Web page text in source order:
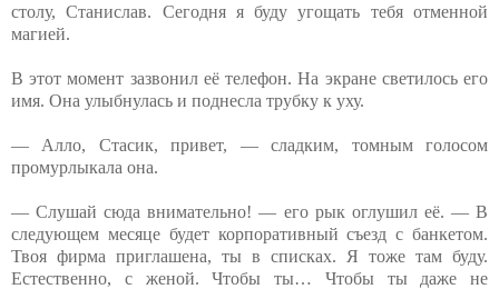
столу, Станислав. Сегодня я буду угощать тебя отменной
магией.
В этот момент зазвонил её телефон. На экране светилось его
имя. Она улыбнулась и поднесла трубку к уху.
— Алло, Стасик, привет, — сладким, томным голосом
промурлыкала она.
— Слушай сюда внимательно! — его рык оглушил её. — В
следующем месяце будет корпоративный съезд с банкетом.
Твоя фирма приглашена, ты в списках. Я тоже там буду.
Естественно, с женой. Чтобы ты… Чтобы ты даже не